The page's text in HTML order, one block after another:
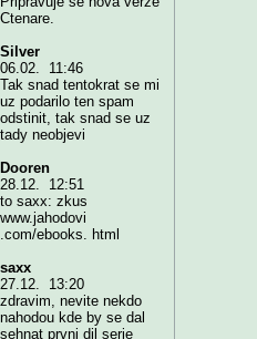
Ctenare.
Silver
06.02. 11:46
Tak snad tentokrat se mi
uz podarilo ten spam
odstinit, tak snad se uz
tady neobjevi
Dooren
28.12. 12:51
to saxx: zkus
www.jahodovi
.com/ebooks. html
saxx
27.12. 13:20
zdravim, nevite nekdo
nahodou kde by se dal
sehnat prvni dil serie